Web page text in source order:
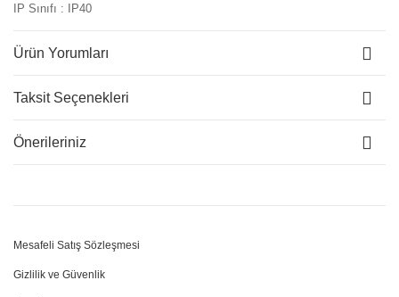
IP Sınıfı : IP40
Ürün Yorumları
Taksit Seçenekleri
Önerileriniz
Mesafeli Satış Sözleşmesi
Gizlilik ve Güvenlik